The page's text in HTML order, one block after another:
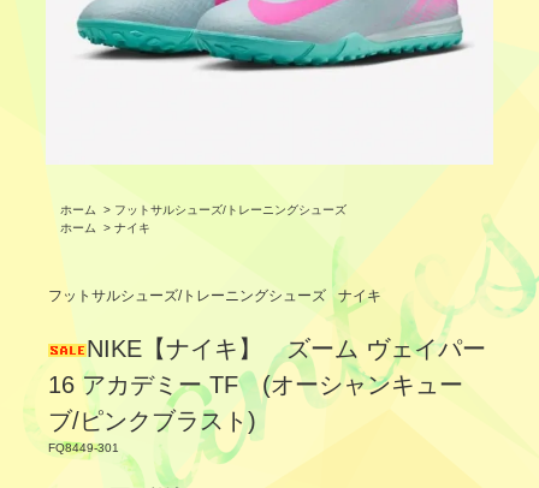
ホーム > フットサルシューズ/トレーニングシューズ
ホーム
> ナイキ
フットサルシューズ/トレーニングシューズ ナイキ
NIKE【ナイキ】 ズーム ヴェイパー
16 アカデミー TF (オーシャンキュー
ブ/ピンクブラスト)
FQ8449-301